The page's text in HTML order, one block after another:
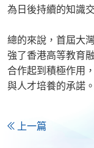
為日後持續的知識
總的來說，首屆大
強了香港高等教育
合作起到積極作用
與人才培養的承諾。
上一篇